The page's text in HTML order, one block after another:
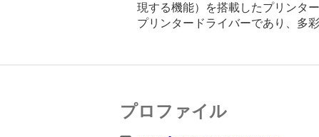
現する機能）を搭載したプリンタ
プリンタードライバーであり、多
プロファイル